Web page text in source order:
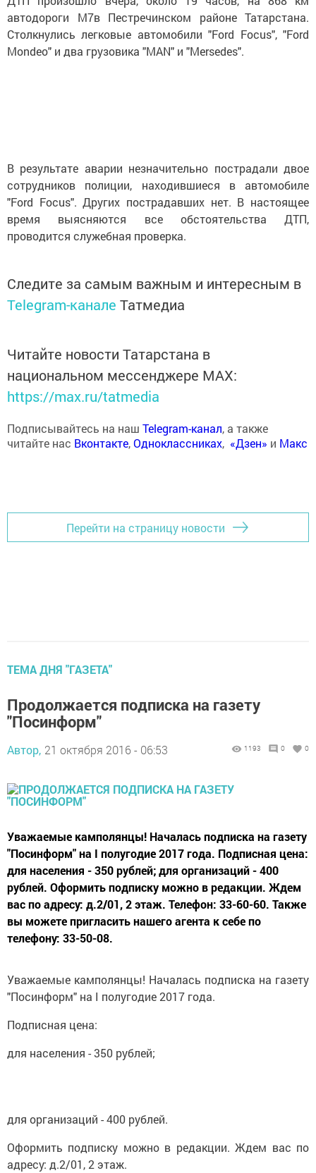
автодороги М7в Пестречинском районе Татарстана.
Столкнулись легковые автомобили "Ford Focus", "Ford
Mondeo" и два грузовика "MAN" и "Mersedes".
В результате аварии незначительно пострадали двое
сотрудников полиции, находившиеся в автомобиле
"Ford Focus". Других пострадавших нет. В настоящее
время выясняются все обстоятельства ДТП,
проводится служебная проверка.
Следите за самым важным и интересным в
Telegram-канале Татмедиа
Читайте новости Татарстана в
национальном мессенджере MАХ:
https://max.ru/tatmedia
Подписывайтесь на наш Telegram-канал, а также
читайте нас Вконтакте,Одноклассниках, «Дзен» и Макс
Перейти на страницу новости
ТЕМА ДНЯ "ГАЗЕТА"
Продолжается подписка на газету
"Посинформ"
Автор, 21 октября 2016 - 06:53 1193 0 0
Уважаемые камполянцы! Началась подписка на газету
"Посинформ" на I полугодие 2017 года. Подписная цена:
для населения - 350 рублей; для организаций - 400
рублей. Оформить подписку можно в редакции. Ждем
вас по адресу: д.2/01, 2 этаж. Телефон: 33-60-60. Также
вы можете пригласить нашего агента к себе по
телефону: 33-50-08.
Уважаемые камполянцы! Началась подписка на газету
"Посинформ" на I полугодие 2017 года.
Подписная цена:
для населения - 350 рублей;
для организаций - 400 рублей.
Оформить подписку можно в редакции. Ждем вас по
адресу: д.2/01, 2 этаж.